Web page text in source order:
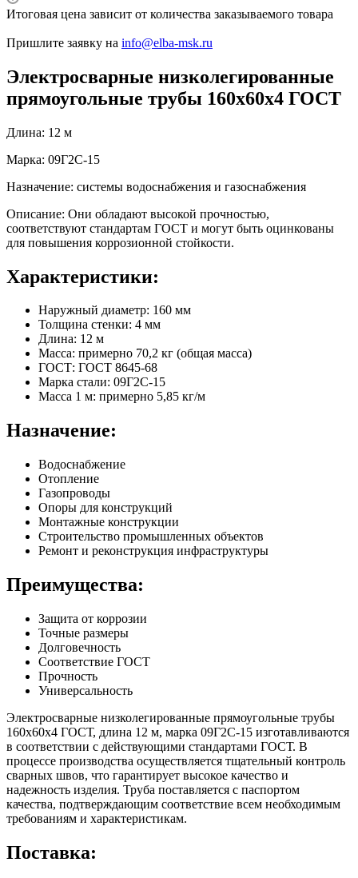
Итоговая цена зависит от количества заказываемого товара
Пришлите заявку на info@elba-msk.ru
Электросварные низколегированные
прямоугольные трубы 160х60х4 ГОСТ
Длина: 12 м
Марка: 09Г2С-15
Назначение: системы водоснабжения и газоснабжения
Описание: Они обладают высокой прочностью,
соответствуют стандартам ГОСТ и могут быть оцинкованы
для повышения коррозионной стойкости.
Характеристики:
Наружный диаметр: 160 мм
Толщина стенки: 4 мм
Длина: 12 м
Масса: примерно 70,2 кг (общая масса)
ГОСТ: ГОСТ 8645-68
Марка стали: 09Г2С-15
Масса 1 м: примерно 5,85 кг/м
Назначение:
Водоснабжение
Отопление
Газопроводы
Опоры для конструкций
Монтажные конструкции
Строительство промышленных объектов
Ремонт и реконструкция инфраструктуры
Преимущества:
Защита от коррозии
Точные размеры
Долговечность
Соответствие ГОСТ
Прочность
Универсальность
Электросварные низколегированные прямоугольные трубы
160х60х4 ГОСТ, длина 12 м, марка 09Г2С-15 изготавливаются
в соответствии с действующими стандартами ГОСТ. В
процессе производства осуществляется тщательный контроль
сварных швов, что гарантирует высокое качество и
надежность изделия. Труба поставляется с паспортом
качества, подтверждающим соответствие всем необходимым
требованиям и характеристикам.
Поставка: